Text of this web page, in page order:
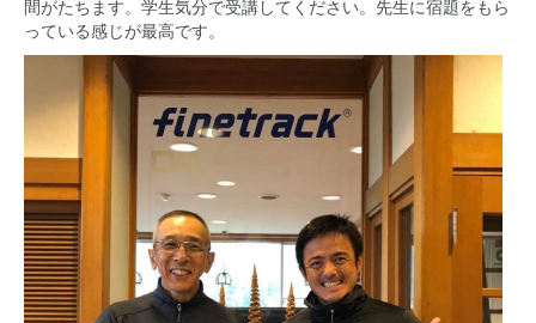
間がたちます。学生気分で受講してください。先生に宿題をもら
っている感じが最高です。